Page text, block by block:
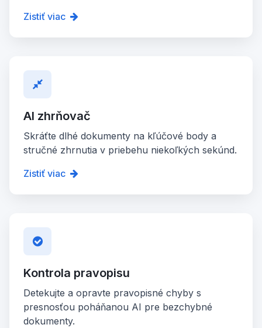
Zistiť viac
AI zhrňovač
Skráťte dlhé dokumenty na kľúčové body a
stručné zhrnutia v priebehu niekoľkých sekúnd.
Zistiť viac
Kontrola pravopisu
Detekujte a opravte pravopisné chyby s
presnosťou poháňanou AI pre bezchybné
dokumenty.